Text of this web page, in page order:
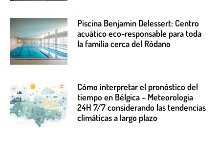
Piscina Benjamin Delessert: Centro
acuático eco-responsable para toda
la familia cerca del Ródano
Cómo interpretar el pronóstico del
tiempo en Bélgica – Meteorología
24H 7/7 considerando las tendencias
climáticas a largo plazo